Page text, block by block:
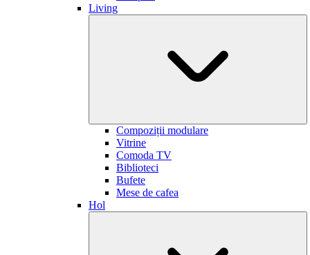
Living
Compoziții modulare
Vitrine
Comoda TV
Biblioteci
Bufete
Mese de cafea
Hol